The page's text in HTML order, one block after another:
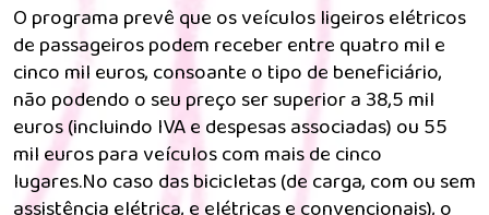
O programa prevê que os veículos ligeiros elétricos
de passageiros podem receber entre quatro mil e
cinco mil euros, consoante o tipo de beneficiário,
não podendo o seu preço ser superior a 38,5 mil
euros (incluindo IVA e despesas associadas) ou 55
mil euros para veículos com mais de cinco
lugares.No caso das bicicletas (de carga, com ou sem